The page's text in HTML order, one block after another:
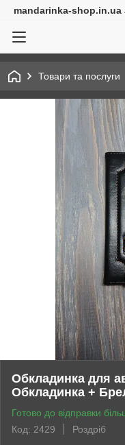
mandarinka-shop.in.ua
Товари та послуги
Обкладинка для
Обкладинка +
Готово до відправки
Код: 2429
Роздріб